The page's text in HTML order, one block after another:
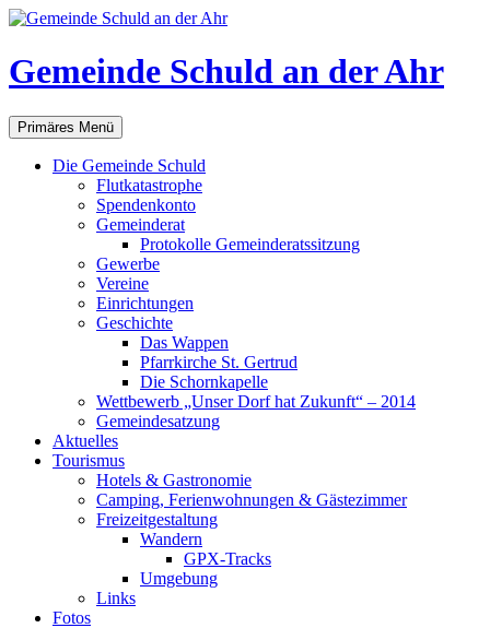
Gemeinde Schuld an der Ahr
Suchen
Primäres Menü Zum
Inhalt
springen
Die Gemeinde Schuld
Flutkatastrophe
Spendenkonto
Gemeinderat
Protokolle Gemeinderatssitzung
Gewerbe
Vereine
Einrichtungen
Geschichte
Das Wappen
Pfarrkirche St. Gertrud
Die Schornkapelle
Wettbewerb „Unser Dorf hat Zukunft“ – 2014
Gemeindesatzung
Aktuelles
Tourismus
Hotels & Gastronomie
Camping, Ferienwohnungen & Gästezimmer
Freizeitgestaltung
Wandern
GPX-Tracks
Umgebung
Links
Fotos